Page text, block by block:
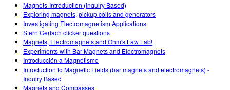
Magnets-Introduction (Inquiry Based)
Exploring magnets, pickup coils and generators
Investigating Electromagnetism Applications
Stern Gerlach clicker questions
Magnets, Electromagnets and Ohm's Law Lab!
Experiments with Bar Magnets and Electromagnets
Introducción a Magnetismo
Introduction to Magnetic Fields (bar magnets and electromagnets) -
Inquiry Based
Magnets and Compasses